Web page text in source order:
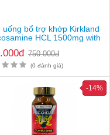
uống bổ trợ khớp Kirkland
HCL 1500mg with
750.000đ
(0 đánh giá)
-14%